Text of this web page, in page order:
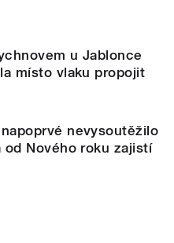
u Jablonce
místo vlaku propojit
nevysoutěžilo
od Nového roku zajistí